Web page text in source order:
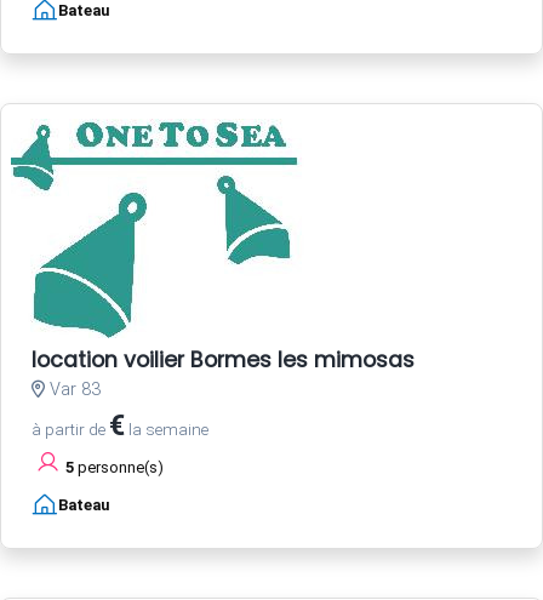
Bateau
location voilier Bormes les mimosas
Var 83
à partir de € la semaine
5 personne(s)
Bateau